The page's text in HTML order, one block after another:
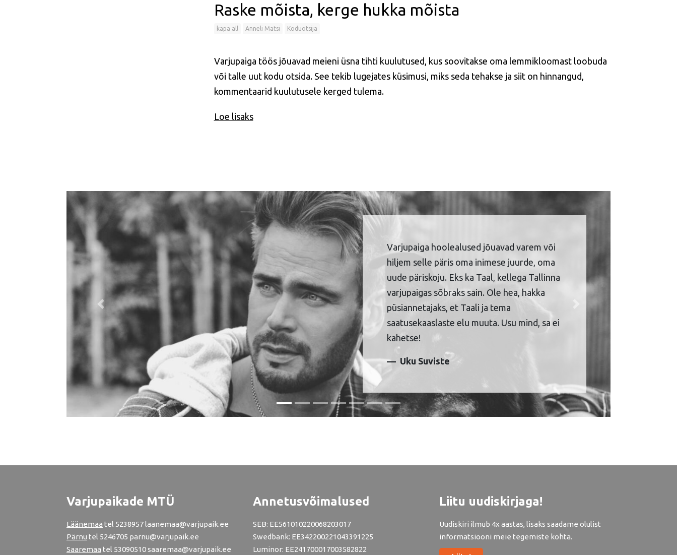
Raske mõista, kerge hukka mõista
käpa all Anneli Matsi Koduotsija
Varjupaiga töös jõuavad meieni üsna tihti kuulutused, kus soovitakse oma lemmikloomast loobuda
või talle uut kodu otsida. See tekib lugejates küsimusi, miks seda tehakse ja siit on hinnangud,
kommentaarid kuulutusele kerged tulema.
Loe lisaks
Varjupaiga hoolealused jõuavad varem või
hiljem selle päris oma inimese juurde, oma
uude päriskoju. Eks ka Taal, kellega Tallinna
varjupaigas sõbraks sain. Ole hea, hakka
püsiannetajaks, et Taali ja tema
saatusekaaslaste elu muuta. Usu mind, sa ei
kahetse!
Uku Suviste
Previous Next
Varjupaikade MTÜ
Läänemaa tel 5238957 laanemaa@varjupaik.ee
Pärnu tel 5246705 parnu@varjupaik.ee
Saaremaa tel 53090510 saaremaa@varjupaik.ee
Annetusvõimalused
SEB: EE561010220068203017
Swedbank: EE342200221043391225
Luminor: EE241700017003582822
Liitu uudiskirjaga!
Uudiskiri ilmub 4x aastas, lisaks saadame olulist
informatsiooni meie tegemiste kohta.